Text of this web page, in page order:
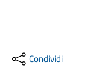
Condividi